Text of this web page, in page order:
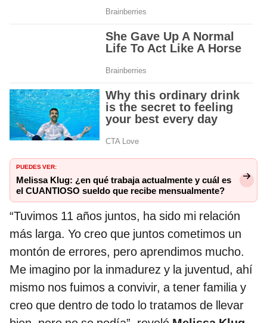
PUEDES VER:
Melissa Klug: ¿en qué trabaja actualmente y cuál es
el CUANTIOSO sueldo que recibe mensualmente?
“Tuvimos 11 años juntos, ha sido mi relación
más larga. Yo creo que juntos cometimos un
montón de errores, pero aprendimos mucho.
Me imagino por la inmadurez y la juventud, ahí
mismo nos fuimos a convivir, a tener familia y
creo que dentro de todo lo tratamos de llevar